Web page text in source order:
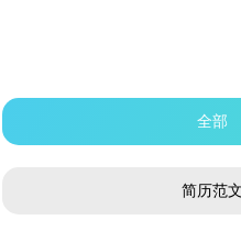
全部
简历范